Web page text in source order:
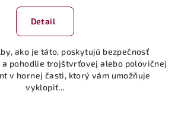
Detail
ako je táto, poskytujú bezpečnosť
pohodlie trojštvrťovej alebo polovičnej
v hornej časti, ktorý vám umožňuje
vyklopiť...